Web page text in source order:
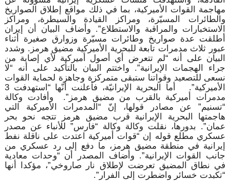
مهاجمة ⁠القوات ‌الأميركية، بما في ⁠ذلك مواقع إطلاق الصواريخ
والطائرات ⁠المسيّرة، ومراكز القيادة والسيطرة، ⁠ومراكز
الاستخبارات والمراقبة والاستطلاع”. وأضاف البيان أن إيران
أطلقت عدة صواريخ وطائرات مسيّرة وزوارق صغيرة أثناء
عبور ثلاث مدمرات تابعة ‌للبحرية الأميركية مضيق هرمز. وشدد
البيان على أنه “لم تتعرض أي أصول أميركية لأي إصابة من
جراء الهجمات الإيرانية”. واختتم البيان بالتأكيد على أنه “لا
نسعى للتصعيد وقواتنا ستبقى متمركزة وجاهزة لحماية القوات
الأميركية”. أما البحرية الإيرانيّة، فأعلنت أنّها “استهدفت 3
مدمرات أميركية بالقرب من مضيق هرمز”. وأفادت وكالة
“تسنيم” عن مصادر قولها، إنّ “المدمرات الأميركية التي
هاجمتها البحرية الإيرانية قرب مضيق هرمز تتجه نحو بحر
عمان”. بدورها، نقلت وكالة وكالة “فارس” للأنباء عن مصدر
عسكري مطلع قوله إن “قوات أميركية اعتدت على ناقلة نفط
إيرانية في منطقة مضيق هرمز، ما دفع إلى رد عسكري من
جانب القوات الإيرانية”. وأضاف المصدر أن “وحدات معادية
في نطاق المضيق تعرضت لإطلاق نار صاروخي”، مؤكدا أنها
“تكبدت خسائر واضطرت إلى الفرار”.